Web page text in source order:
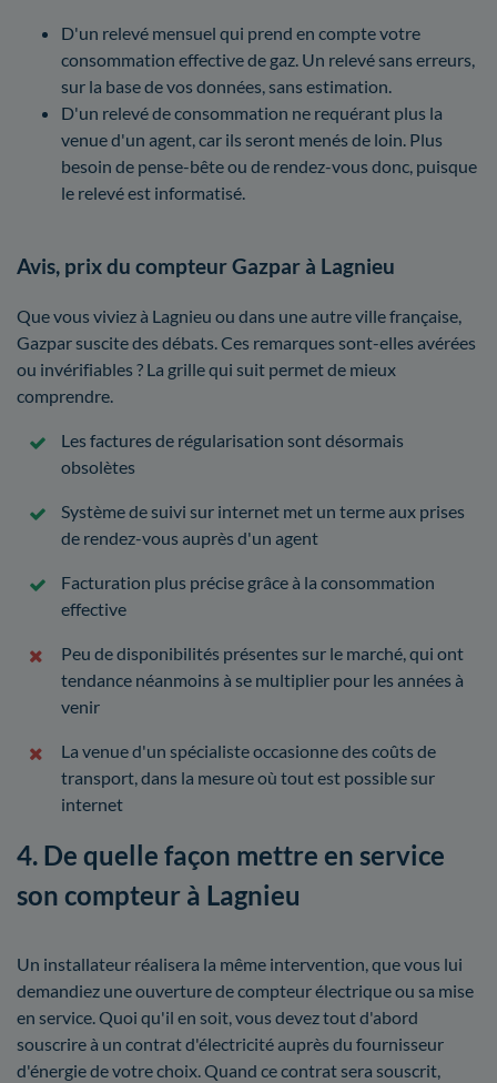
D'un relevé mensuel qui prend en compte votre
consommation effective de gaz. Un relevé sans erreurs,
sur la base de vos données, sans estimation.
D'un relevé de consommation ne requérant plus la
venue d'un agent, car ils seront menés de loin. Plus
besoin de pense-bête ou de rendez-vous donc, puisque
le relevé est informatisé.
Avis, prix du compteur Gazpar à Lagnieu
Que vous viviez à Lagnieu ou dans une autre ville française,
Gazpar suscite des débats. Ces remarques sont-elles avérées
ou invérifiables ? La grille qui suit permet de mieux
comprendre.
Les factures de régularisation sont désormais
obsolètes
Système de suivi sur internet met un terme aux prises
de rendez-vous auprès d'un agent
Facturation plus précise grâce à la consommation
effective
Peu de disponibilités présentes sur le marché, qui ont
tendance néanmoins à se multiplier pour les années à
venir
La venue d'un spécialiste occasionne des coûts de
transport, dans la mesure où tout est possible sur
internet
4. De quelle façon mettre en service
son compteur à Lagnieu
Un installateur réalisera la même intervention, que vous lui
demandiez une ouverture de compteur électrique ou sa mise
en service. Quoi qu'il en soit, vous devez tout d'abord
souscrire à un contrat d'électricité auprès du fournisseur
d'énergie de votre choix. Quand ce contrat sera souscrit,